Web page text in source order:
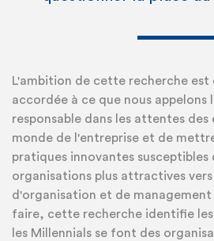
L'ambition de cette recherche
accordée à ce que nous appelons
responsable dans les attentes
monde de l'entreprise et de
pratiques innovantes susceptibles
organisations plus attractives
d'organisation et de management
faire, cette recherche identifie
les Millennials se font des